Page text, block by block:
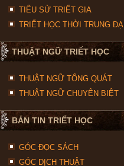
TIỂU SỬ TRIẾT GIA
TRIẾT HỌC THỜI TRUNG ĐẠI
THUẬT NGỮ TRIẾT HỌC
THUẬT NGỮ TỔNG QUÁT
THUẬT NGỮ CHUYÊN BIỆT
BẢN TIN TRIẾT HỌC
GÓC ĐỌC SÁCH
GÓC DỊCH THUẬT